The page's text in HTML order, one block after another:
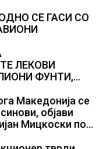
Германија
СЕ ГАСИ СО
ЛЕКОВИ
ФУНТИ,
им се
Македонија се
објави
Мицкоски по